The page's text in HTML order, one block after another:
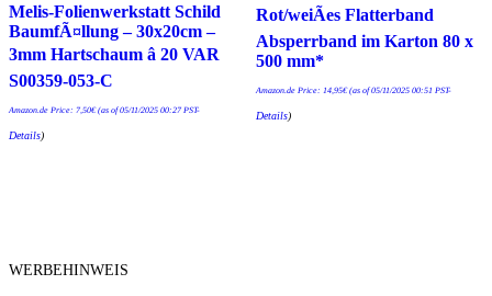
Melis-Folienwerkstatt Schild
BaumfÃ¤llung – 30x20cm –
3mm Hartschaum â 20 VAR
S00359-053-C
Amazon.de Price: 7,50€(as of 05/11/2025 00:27 PST-
Details)
Rot/weiÃes Flatterband
Absperrband im Karton 80 x
500 mm*
Amazon.de Price: 14,95€(as of 05/11/2025 00:51 PST-
Details)
WERBEHINWEIS